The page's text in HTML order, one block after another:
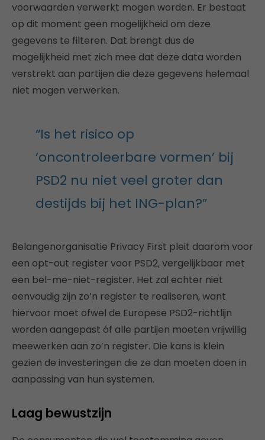
voorwaarden verwerkt mogen worden. Er bestaat
op dit moment geen mogelijkheid om deze
gegevens te filteren. Dat brengt dus de
mogelijkheid met zich mee dat deze data worden
verstrekt aan partijen die deze gegevens helemaal
niet mogen verwerken.
“Is het risico op
‘oncontroleerbare vormen’ bij
PSD2 nu niet veel groter dan
destijds bij het ING-plan?”
Belangenorganisatie Privacy First pleit daarom voor
een opt-out register voor PSD2, vergelijkbaar met
een bel-me-niet-register. Het zal echter niet
eenvoudig zijn zo’n register te realiseren, want
hiervoor moet ofwel de Europese PSD2-richtlijn
worden aangepast óf alle partijen moeten vrijwillig
meewerken aan zo’n register. Die kans is klein
gezien de investeringen die ze dan moeten doen in
aanpassing van hun systemen.
Laag bewustzijn